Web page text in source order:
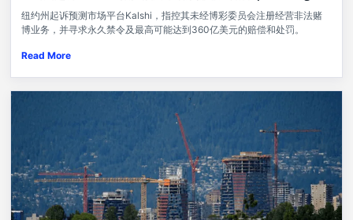
纽约州起诉预测市场平台Kalshi，指控其未经博彩委员会注册经营非法赌
博业务，并寻求永久禁令及最高可能达到360亿美元的赔偿和处罚。
Read More